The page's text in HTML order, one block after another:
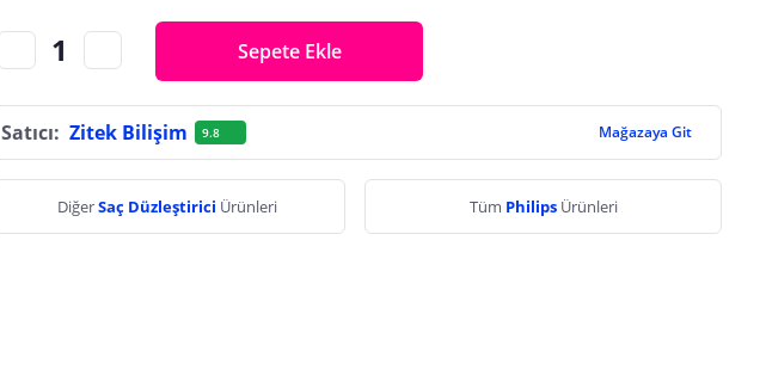
Sepete Ekle
Satıcı: Zitek Bilişim 9.8 Mağazaya Git
DiğerSaç Düzleştirici Ürünleri Tüm Philips Ürünleri